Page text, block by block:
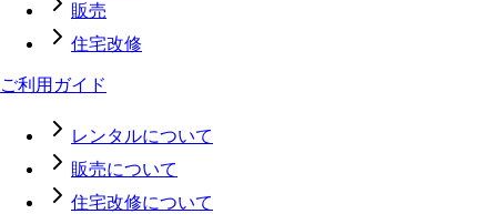
販売
住宅改修
ご利用ガイド
レンタルについて
販売について
住宅改修について